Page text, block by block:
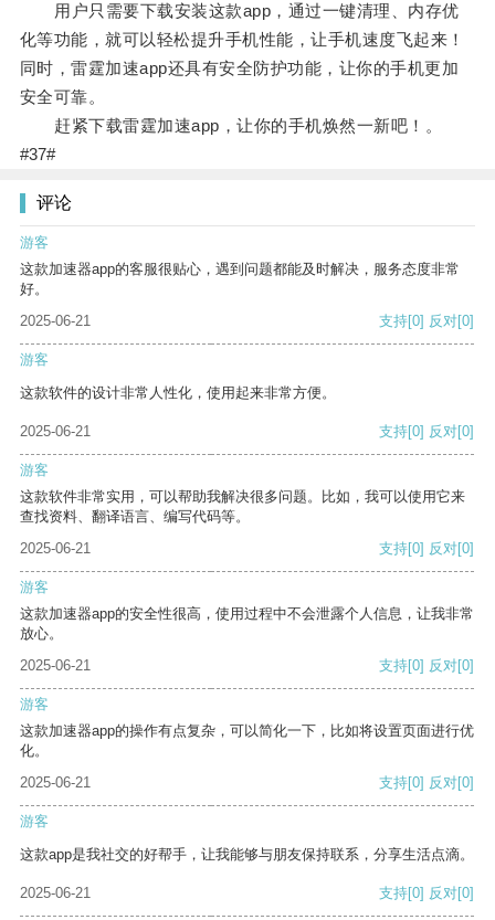
用户只需要下载安装这款app，通过一键清理、内存优
化等功能，就可以轻松提升手机性能，让手机速度飞起来！
同时，雷霆加速app还具有安全防护功能，让你的手机更加
安全可靠。
赶紧下载雷霆加速app，让你的手机焕然一新吧！。
#37#
评论
游客
这款加速器app的客服很贴心，遇到问题都能及时解决，服务态度非常
好。
2025-06-21
支持[0] 反对[0]
游客
这款软件的设计非常人性化，使用起来非常方便。
2025-06-21 支持[0] 反对[0]
游客
这款软件非常实用，可以帮助我解决很多问题。比如，我可以使用它来
查找资料、翻译语言、编写代码等。
2025-06-21
支持[0] 反对[0]
游客
这款加速器app的安全性很高，使用过程中不会泄露个人信息，让我非常
放心。
2025-06-21
支持[0] 反对[0]
游客
这款加速器app的操作有点复杂，可以简化一下，比如将设置页面进行优
化。
2025-06-21
支持[0] 反对[0]
游客
这款app是我社交的好帮手，让我能够与朋友保持联系，分享生活点滴。
2025-06-21 支持[0] 反对[0]